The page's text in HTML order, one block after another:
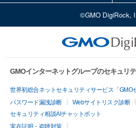
©GMO DigiRock,
GMOインターネットグループのセキュリ
世界初総合ネットセキュリティサービス「GMO
パスワード漏洩診断
Webサイトリスク診断
セキュリティ相談AIチャットボット
実在証明・盗聴対策